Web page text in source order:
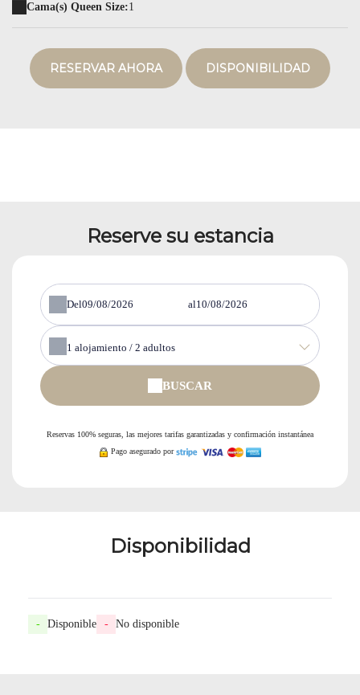
Cama(s) Queen Size:1
RESERVAR AHORA DISPONIBILIDAD
Reserve su estancia
Del al
1 alojamiento / 2 adultos
BUSCAR
Reservas 100% seguras, las mejores tarifas garantizadas y confirmación instantánea
Pago asegurado por
Disponibilidad
- Disponible - No disponible